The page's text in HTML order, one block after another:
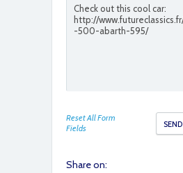
Reset All Form
Fields
Share on: